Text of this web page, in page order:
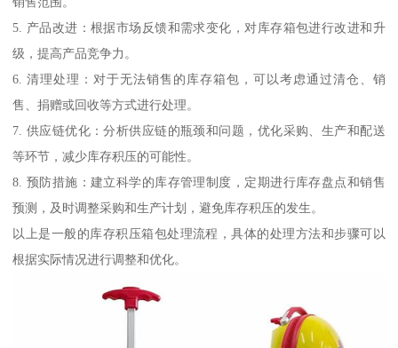
5. 产品改进：根据市场反馈和需求变化，对库存箱包进行改进和升
级，提高产品竞争力。
6. 清理处理：对于无法销售的库存箱包，可以考虑通过清仓、销
售、捐赠或回收等方式进行处理。
7. 供应链优化：分析供应链的瓶颈和问题，优化采购、生产和配送
等环节，减少库存积压的可能性。
8. 预防措施：建立科学的库存管理制度，定期进行库存盘点和销售
预测，及时调整采购和生产计划，避免库存积压的发生。
以上是一般的库存积压箱包处理流程，具体的处理方法和步骤可以
根据实际情况进行调整和优化。